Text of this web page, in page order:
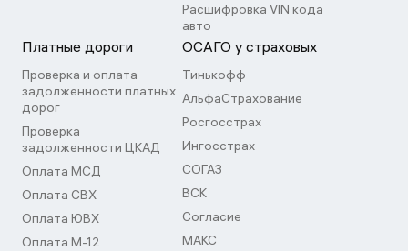
Расшифровка VIN кода
авто
Платные дороги
Проверка и оплата
задолженности платных
дорог
Проверка
задолженности ЦКАД
Оплата МСД
Оплата СВХ
Оплата ЮВХ
Оплата М-12
ОСАГО у страховых
Тинькофф
АльфаСтрахование
Росгосстрах
Ингосстрах
СОГАЗ
ВСК
Согласие
МАКС